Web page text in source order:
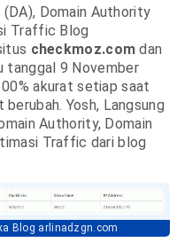
Domain Authority
Traffic Blog
checkmoz.com dan
tanggal 9 November
akurat setiap saat
Yosh, Langsung
Authority, Domain
Traffic dari blog
Blog arlinadzgn.com